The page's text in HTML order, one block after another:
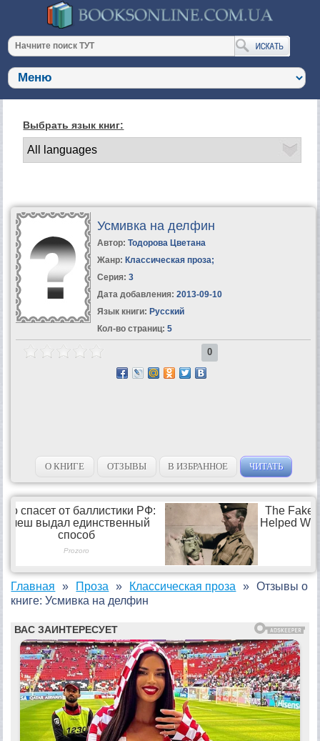
Выбрать язык книг:
Усмивка на делфин
Автор: Тодорова Цветана
Жанр: Классическая проза;
Серия: 3
Дата добавления: 2013-09-10
Язык книги: Русский
Кол-во страниц: 5
0
О КНИГЕ ОТЗЫВЫ В ИЗБРАННОЕ ЧИТАТЬ
Главная Проза Классическая проза
Отзывы о
книге: Усмивка на делфин